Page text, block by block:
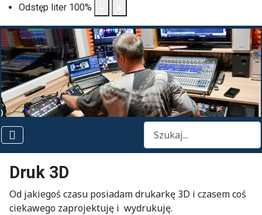
Odstęp liter 100%
Szukaj
Druk 3D
Od jakiegoś czasu posiadam drukarkę 3D i czasem coś
ciekawego zaprojektuję i wydrukuję.